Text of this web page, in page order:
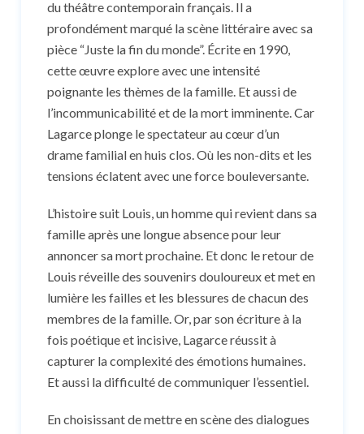
du théâtre contemporain français. Il a
profondément marqué la scène littéraire avec sa
pièce “Juste la fin du monde”. Écrite en 1990,
cette œuvre explore avec une intensité
poignante les thèmes de la famille. Et aussi de
l’incommunicabilité et de la mort imminente. Car
Lagarce plonge le spectateur au cœur d’un
drame familial en huis clos. Où les non-dits et les
tensions éclatent avec une force bouleversante.
L’histoire suit Louis, un homme qui revient dans sa
famille après une longue absence pour leur
annoncer sa mort prochaine. Et donc le retour de
Louis réveille des souvenirs douloureux et met en
lumière les failles et les blessures de chacun des
membres de la famille. Or, par son écriture à la
fois poétique et incisive, Lagarce réussit à
capturer la complexité des émotions humaines.
Et aussi la difficulté de communiquer l’essentiel.
En choisissant de mettre en scène des dialogues